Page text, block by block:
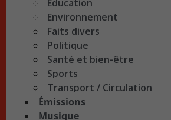
Éducation
Environnement
Faits divers
Politique
Santé et bien-être
Sports
Transport / Circulation
Émissions
Musique